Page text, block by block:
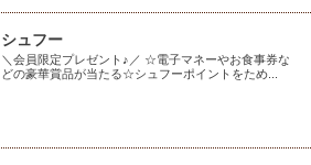
シュフー
＼会員限定プレゼント♪／ ☆電子マネーやお食事券な
どの豪華賞品が当たる☆シュフーポイントをため...